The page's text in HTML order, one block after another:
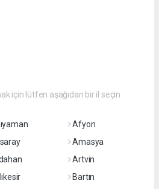
için lütfen aşağıdan bir il seçin
Afyon
Amasya
Artvin
Bartın